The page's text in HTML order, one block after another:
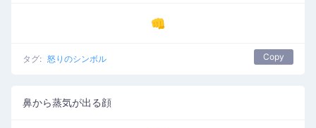
👊
タグ: 怒りのシンボル Copy
鼻から蒸気が出る顔